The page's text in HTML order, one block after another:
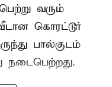
வரும்
கொரட்டூர்
பால்குடம்
நடைபெற்றது.